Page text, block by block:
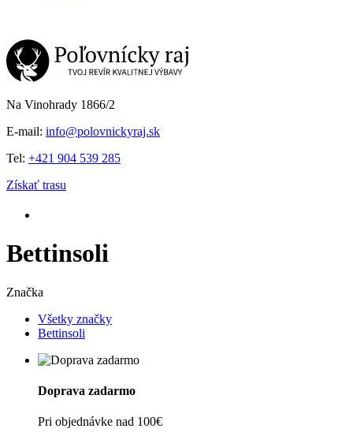
Na Vinohrady 1866/2
E-mail: info@polovnickyraj.sk
Tel: +421 904 539 285
Získať trasu
Bettinsoli
Značka
Všetky značky
Bettinsoli
Doprava zadarmo
Pri objednávke nad 100€